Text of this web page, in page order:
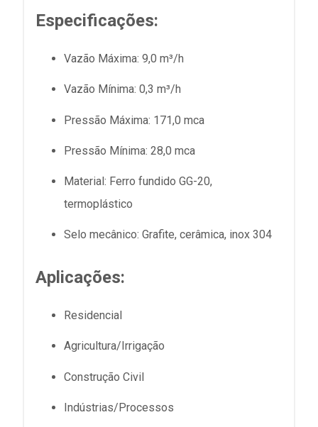
Especificações:
Vazão Máxima: 9,0 m³/h
Vazão Mínima: 0,3 m³/h
Pressão Máxima: 171,0 mca
Pressão Mínima: 28,0 mca
Material: Ferro fundido GG-20,
termoplástico
Selo mecânico: Grafite, cerâmica, inox 304
Aplicações:
Residencial
Agricultura/Irrigação
Construção Civil
Indústrias/Processos